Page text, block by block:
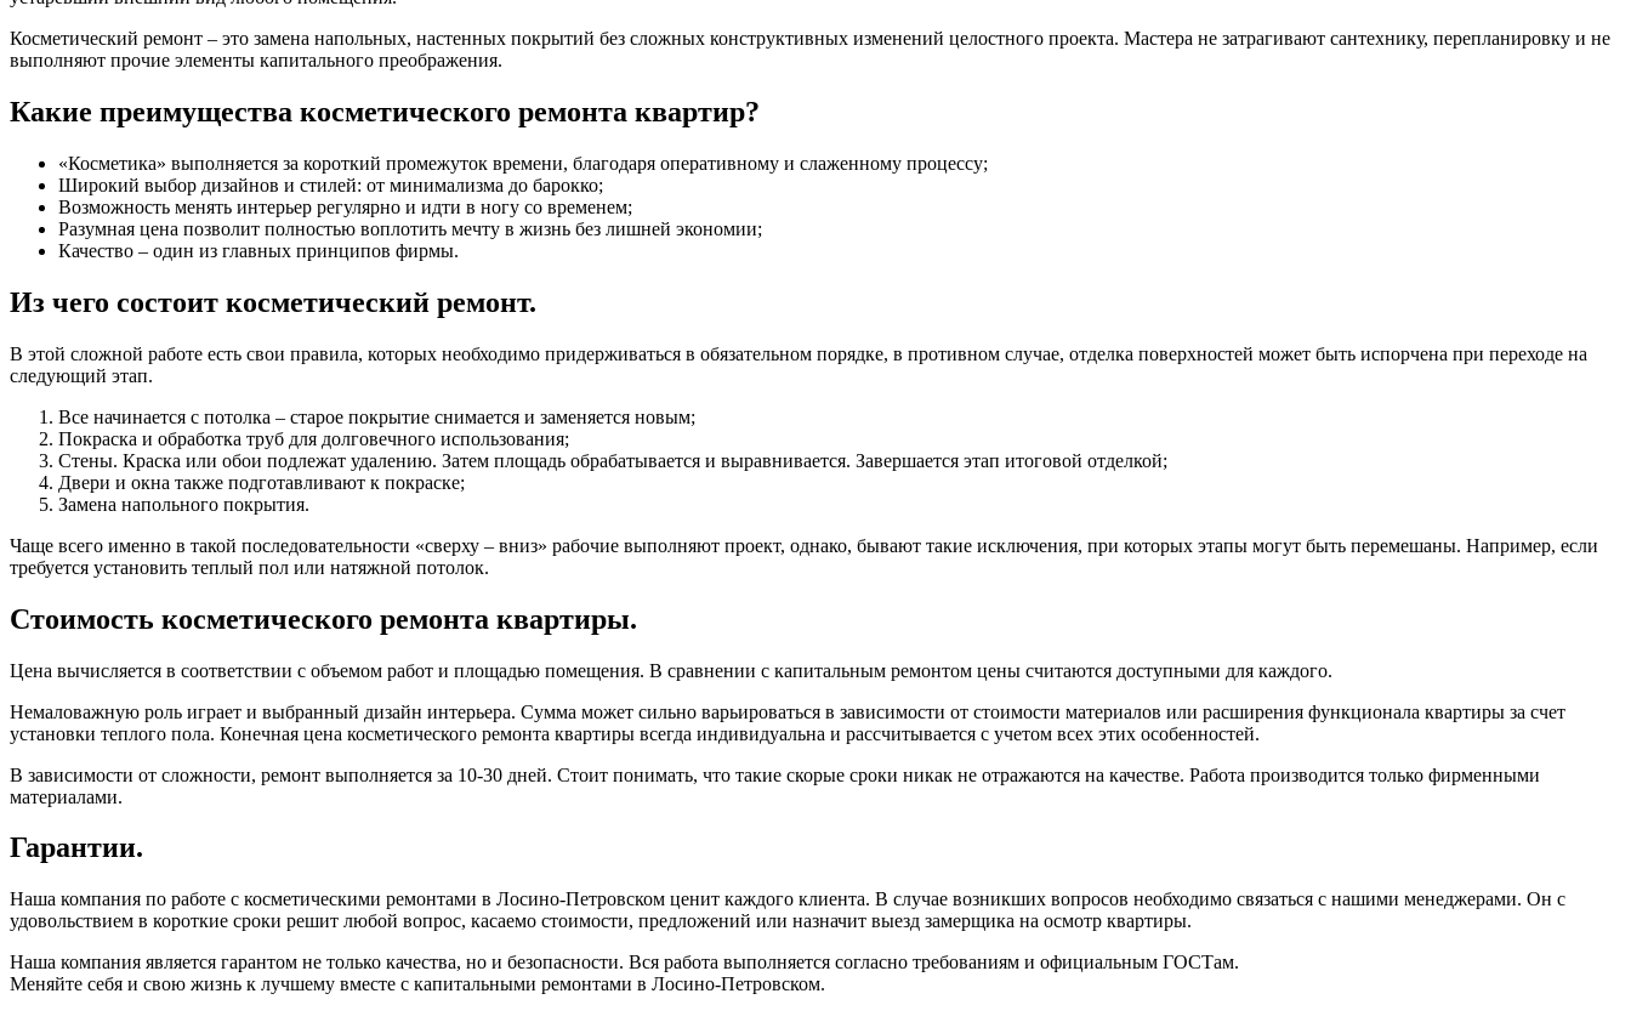
Косметический ремонт – это замена напольных, настенных покрытий без сложных конструктивных изменений целостного проекта. Мастера не затрагивают сантехнику, перепланировку и не
выполняют прочие элементы капитального преображения.
Какие преимущества косметического ремонта квартир?
«Косметика» выполняется за короткий промежуток времени, благодаря оперативному и слаженному процессу;
Широкий выбор дизайнов и стилей: от минимализма до барокко;
Возможность менять интерьер регулярно и идти в ногу со временем;
Разумная цена позволит полностью воплотить мечту в жизнь без лишней экономии;
Качество – один из главных принципов фирмы.
Из чего состоит косметический ремонт.
В этой сложной работе есть свои правила, которых необходимо придерживаться в обязательном порядке, в противном случае, отделка поверхностей может быть испорчена при переходе на
следующий этап.
Все начинается с потолка – старое покрытие снимается и заменяется новым;
Покраска и обработка труб для долговечного использования;
Стены. Краска или обои подлежат удалению. Затем площадь обрабатывается и выравнивается. Завершается этап итоговой отделкой;
Двери и окна также подготавливают к покраске;
Замена напольного покрытия.
Чаще всего именно в такой последовательности «сверху – вниз» рабочие выполняют проект, однако, бывают такие исключения, при которых этапы могут быть перемешаны. Например, если
требуется установить теплый пол или натяжной потолок.
Стоимость косметического ремонта квартиры.
Цена вычисляется в соответствии с объемом работ и площадью помещения. В сравнении с капитальным ремонтом цены считаются доступными для каждого.
Немаловажную роль играет и выбранный дизайн интерьера. Сумма может сильно варьироваться в зависимости от стоимости материалов или расширения функционала квартиры за счет
установки теплого пола. Конечная цена косметического ремонта квартиры всегда индивидуальна и рассчитывается с учетом всех этих особенностей.
В зависимости от сложности, ремонт выполняется за 10-30 дней. Стоит понимать, что такие скорые сроки никак не отражаются на качестве. Работа производится только фирменными
материалами.
Гарантии.
Наша компания по работе с косметическими ремонтами в Лосино-Петровском ценит каждого клиента. В случае возникших вопросов необходимо связаться с нашими менеджерами. Он с
удовольствием в короткие сроки решит любой вопрос, касаемо стоимости, предложений или назначит выезд замерщика на осмотр квартиры.
Наша компания является гарантом не только качества, но и безопасности. Вся работа выполняется согласно требованиям и официальным ГОСТам.
Меняйте себя и свою жизнь к лучшему вместе с капитальными ремонтами в Лосино-Петровском.